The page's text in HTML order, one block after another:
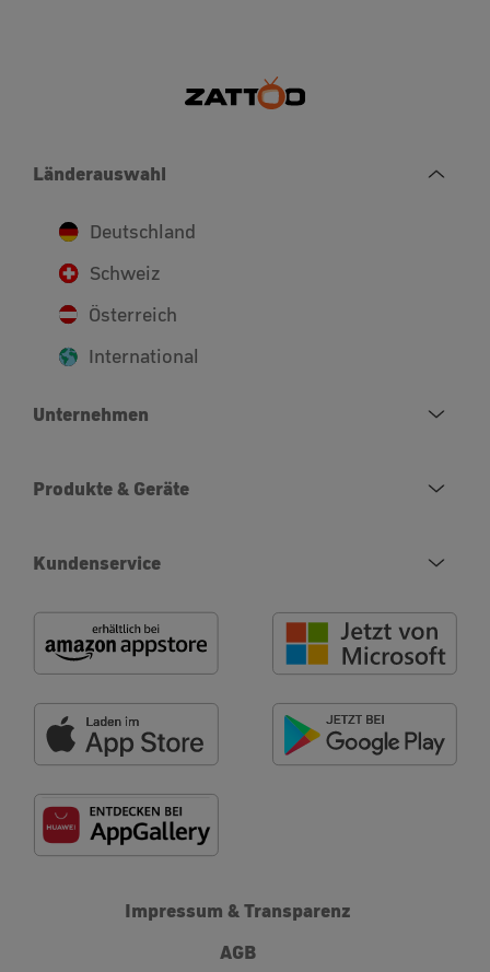
Länderauswahl
Deutschland
Schweiz
Österreich
International
Unternehmen
Produkte & Geräte
Kundenservice
Impressum & Transparenz
AGB